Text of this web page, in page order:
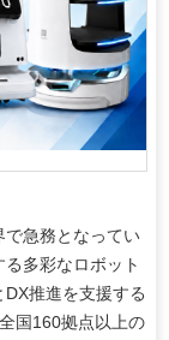
急務となってい
多彩なロボット
推進を支援する
国160拠点以上の